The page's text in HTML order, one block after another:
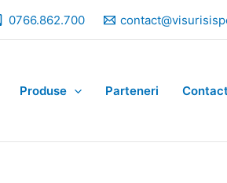
0766.862.700
Produse Parteneri Contact